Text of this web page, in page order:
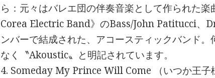
ら：元々はバレエ団の伴奏音楽として作られた
Corea Electric Band》のBass/John Patitucci、
ンバーで結成された、アコースティックバンド
なく〝Akoustic〟と明記されています。
4. Someday My Prince Will Come （いつか王子